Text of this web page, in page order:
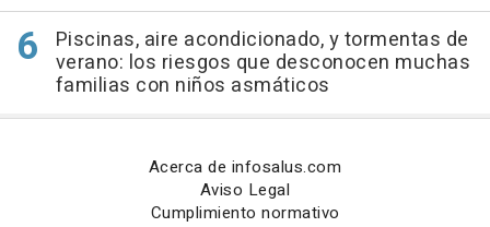
Piscinas, aire acondicionado, y tormentas de
verano: los riesgos que desconocen muchas
familias con niños asmáticos
Acerca de infosalus.com
Aviso Legal
Cumplimiento normativo